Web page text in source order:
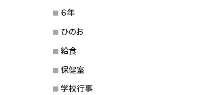
６年
ひのお
給食
保健室
学校行事